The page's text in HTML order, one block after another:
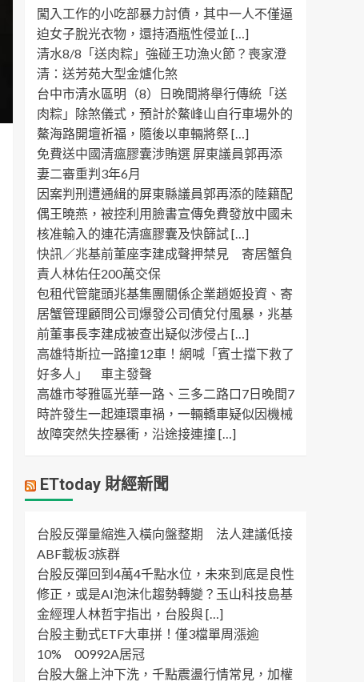
闖入工作的小吃部暴力討債，其中一人不僅逼
迫女子脫光衣物，還持酒瓶性侵並 […]
清水8/8「送肉粽」強碰王功漁火節？喪家澄
清：送芳苑大型金爐化煞
台中市清水區明（8）日晚間將舉行傳統「送
肉粽」除煞儀式，預計於鰲峰山自行車場外的
鰲海路開壇祈福，隨後以車輛將祭 […]
免費送中國清瘟膠囊涉賄選 屏東議員郭再添
妻二審重判3年6月
因案判刑遭通緝的屏東縣議員郭再添的陸籍配
偶王曉燕，被控利用臉書宣傳免費發放中國未
核准輸入的連花清瘟膠囊及快篩試 […]
快訊／兆基前董座李建成聲押禁見 寄居蟹負
責人林佑任200萬交保
包租代管龍頭兆基集團關係企業趙姬投資、寄
居蟹管理顧問公司爆發公司債兌付風暴，兆基
前董事長李建成被查出疑似涉侵占 […]
高雄特斯拉一路撞12車！網喊「賓士擋下救了
好多人」 車主發聲
高雄市苓雅區光華一路、三多二路口7日晚間7
時許發生一起連環車禍，一輛轎車疑似因機械
故障突然失控暴衝，沿途接連撞 […]
ETtoday 財經新聞
台股反彈量縮進入橫向盤整期 法人建議低接
ABF載板3族群
台股反彈回到4萬4千點水位，未來到底是良性
修正，或是AI泡沫化趨勢轉變？玉山科技島基
金經理人林哲宇指出，台股與 […]
台股主動式ETF大車拼！僅3檔單周漲逾
10% 00992A居冠
台股大盤上沖下洗，千點震盪行情常見，加權